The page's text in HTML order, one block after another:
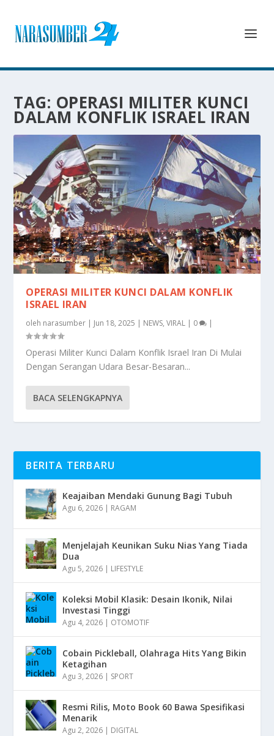
TAG: OPERASI MILITER KUNCI
DALAM KONFLIK ISRAEL IRAN
OPERASI MILITER KUNCI DALAM KONFLIK
ISRAEL IRAN
oleh narasumber | Jun 18, 2025 | NEWS,VIRAL | 0 |
Operasi Militer Kunci Dalam Konflik Israel Iran Di Mulai
Dengan Serangan Udara Besar-Besaran...
BACA SELENGKAPNYA
BERITA TERBARU
Keajaiban Mendaki Gunung Bagi Tubuh
Agu 6, 2026 | RAGAM
Menjelajah Keunikan Suku Nias Yang Tiada
Dua
Agu 5, 2026 | LIFESTYLE
Koleksi Mobil Klasik: Desain Ikonik, Nilai
Investasi Tinggi
Agu 4, 2026 | OTOMOTIF
Cobain Pickleball, Olahraga Hits Yang Bikin
Ketagihan
Agu 3, 2026 | SPORT
Resmi Rilis, Moto Book 60 Bawa Spesifikasi
Menarik
Agu 2, 2026 | DIGITAL